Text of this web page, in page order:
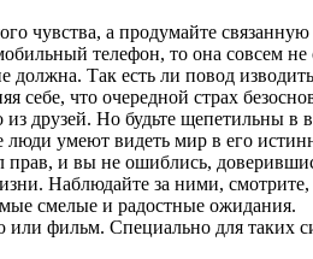
чувства, а продумайте
телефон, то она совсем
должна. Так есть ли повод
себе, что очередной страх
друзей. Но будьте щепетильны
умеют видеть мир в его
и вы не ошиблись,
Наблюдайте за ними,
смелые и радостные ожидания.
фильм. Специально для таких